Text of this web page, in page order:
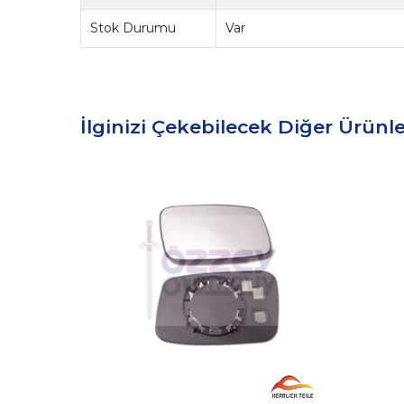
Stok Durumu Var
İlginizi Çekebilecek Diğer